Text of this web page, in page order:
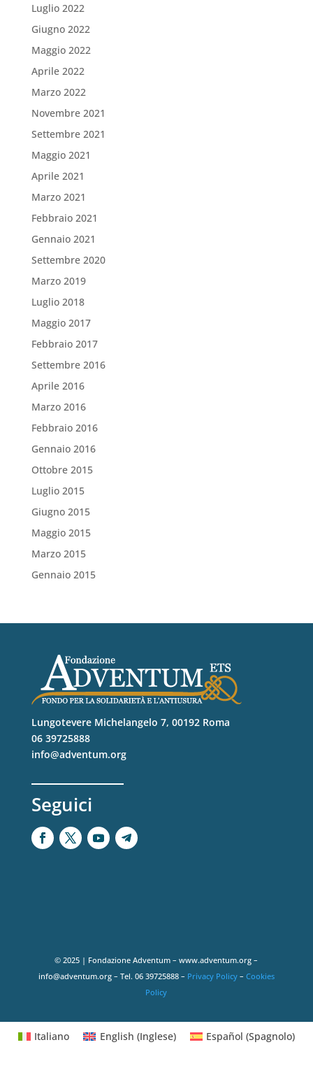
Luglio 2022
Giugno 2022
Maggio 2022
Aprile 2022
Marzo 2022
Novembre 2021
Settembre 2021
Maggio 2021
Aprile 2021
Marzo 2021
Febbraio 2021
Gennaio 2021
Settembre 2020
Marzo 2019
Luglio 2018
Maggio 2017
Febbraio 2017
Settembre 2016
Aprile 2016
Marzo 2016
Febbraio 2016
Gennaio 2016
Ottobre 2015
Luglio 2015
Giugno 2015
Maggio 2015
Marzo 2015
Gennaio 2015
Lungotevere Michelangelo 7, 00192 Roma
06 39725888
info@adventum.org
Seguici
© 2025 | Fondazione Adventum – www.adventum.org –
info@adventum.org – Tel. 06 39725888 – Privacy Policy– Cookies
Policy
Italiano English (Inglese) Español (Spagnolo)